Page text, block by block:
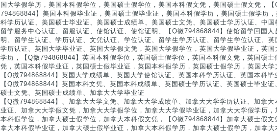
国大学假学历，美国本科假学位，美国硕士假学位，美国本科假文凭，美国硕士假文凭，【
794868844】美国本科假毕业证，美国硕士假毕业证，美国本科假学历，美国硕士假学历，
科学历认证、美国硕士毕业证、美国硕士成绩单、美国硕士文凭、美国硕士学历认证、中国
留学服务中心认证、留服认证、使馆认证、使馆证明、【Q微794868844】使馆留学回国人
明、留学生认证、学历认证、文凭认证、学位认证、留学生学历认证、留学生学位认证、英
学历认证、英国大学毕业证、英国大学假文凭，英国大学假学位，英国大学假毕业证，英国
学历，【Q微794868844】英国本科假学位，英国硕士假学位，英国本科假文凭，英国硕士
凭，英国本科假毕业证，英国硕士假毕业证，英国本科假学历，英国硕士假学历，英国大学
【Q微794868844】英国大学成绩单、英国大学使馆认证、英国本科学历认证、英国本科毕
【Q微794868844】英国本科文凭、英国本科成绩单、英国硕士学历认证、英国硕士毕业证
硕士文凭、英国硕士成绩单、加拿大大学毕业证
【Q微794868844】、加拿大大学文凭、加拿大大学成绩单、加拿大大学学历认证、加拿大
业证、加拿大大学假文凭，加拿大大学假学位，加拿大大学假毕业证，加拿大大学假学历，
本科假学位，加拿大硕士假学位，加拿大本科假文凭，【Q微794868844】加拿大硕士假文
拿大本科假毕业证，加拿大硕士假毕业证，加拿大本科假学历，加拿大硕士假学历，加拿大